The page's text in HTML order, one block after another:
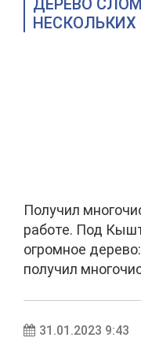
ДЕРЕВО
НЕСКОЛЬКИХ
Получил
работе. Под
огромное
получил
31.01.2023 9:43